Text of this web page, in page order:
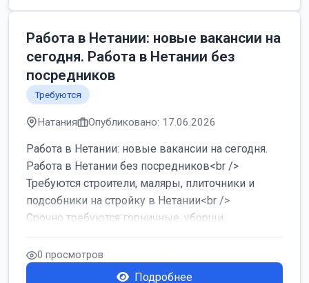
Работа в Нетании: новые вакансии на
сегодня. Работа в Нетании без
посредников
Требуются
Натания Опубликовано: 17.06.2026
Работа в Нетании: новые вакансии на сегодня.
Работа в Нетании без посредников<br />
Требуются строители, маляры, плиточники и
подсобники на стройку в Нетании<br />
Срочно требуются горничные, уборщи...
0 просмотров
Подробнее